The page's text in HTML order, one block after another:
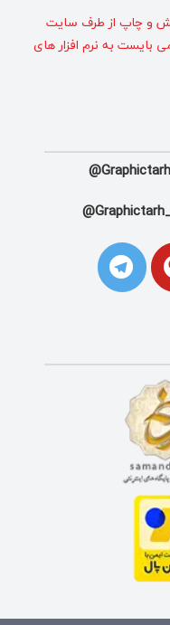
و چاپ از طرف سایت
بایست به نرم افزار های